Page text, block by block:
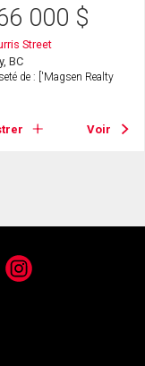
000 $
Street
BC
de : ['Magsen Realty
Voir
Instagram